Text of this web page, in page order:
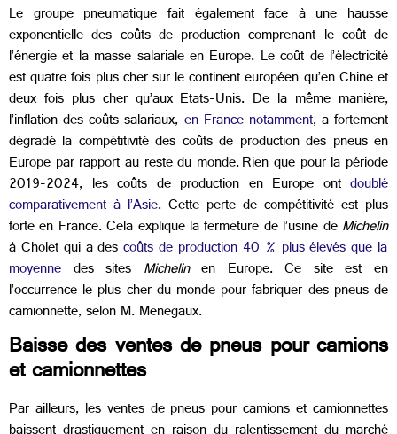
Le groupe pneumatique fait également face à une hausse
exponentielle des coûts de production comprenant le coût de
l’énergie et la masse salariale en Europe. Le coût de l’électricité
est quatre fois plus cher sur le continent européen qu’en Chine et
deux fois plus cher qu’aux Etats-Unis. De la même manière,
l’inflation des coûts salariaux, en France notamment, a fortement
dégradé la compétitivité des coûts de production des pneus en
Europe par rapport au reste du monde. Rien que pour la période
2019-2024, les coûts de production en Europe ont doublé
comparativement à l’Asie. Cette perte de compétitivité est plus
forte en France. Cela explique la fermeture de l’usine deMichelin
à Cholet qui a des coûts de production 40 % plus élevés que la
moyenne des sites Michelinen Europe. Ce site est en
l’occurrence le plus cher du monde pour fabriquer des pneus de
camionnette, selon M. Menegaux.
Baisse des ventes de pneus pour camions
et camionnettes
Par ailleurs, les ventes de pneus pour camions et camionnettes